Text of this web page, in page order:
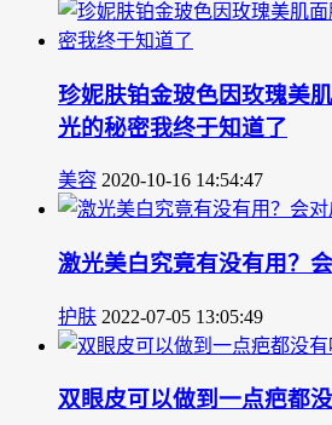
珍妮肤铂金玻色因玫瑰美
光的秘密我终于知道了
美容 2020-10-16 14:54:47
激光美白究竟有没有用？
护肤 2022-07-05 13:05:49
双眼皮可以做到一点疤都没